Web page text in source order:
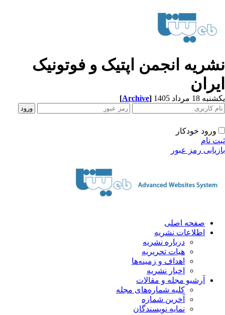
انجمن اپتیک و فوتونیک
18 مرداد 1405 [Archive]
ورود خودکار
نام
رمز عبور
صفحه اصلی
اطلاعات نشریه
درباره نشریه
هیات تحریریه
اهداف و زمینه‌ها
اخبار نشریه
آرشیو مجله و مقالات
کلیه شماره‌های مجله
آخرین شماره
نمایه نویسندگان